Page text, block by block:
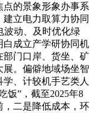
的景象形象办事系
立电力取算力协同
波动、及时优化绿
白成立产学研协同机
部门口岸、货坐、矿
。偏僻地域场坐智
、计较机手艺类人
饭”，截至2025年8
，二是降低成本，环